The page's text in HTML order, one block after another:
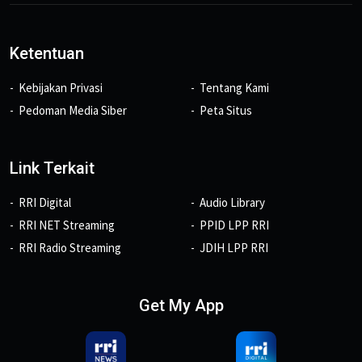
Ketentuan
Kebijakan Privasi
Pedoman Media Siber
Tentang Kami
Peta Situs
Link Terkait
RRI Digital
RRI NET Streaming
RRI Radio Streaming
Audio Library
PPID LPP RRI
JDIH LPP RRI
Get My App